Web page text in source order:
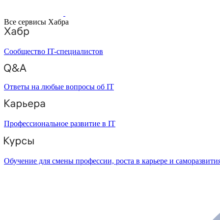
Все сервисы Хабра
Сообщество IT-специалистов
Ответы на любые вопросы об IT
Профессиональное развитие в IT
Обучение для смены профессии, роста в карьере и